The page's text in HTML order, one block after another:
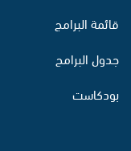
قائمة البرامج
جدول البرامج
بودكاست